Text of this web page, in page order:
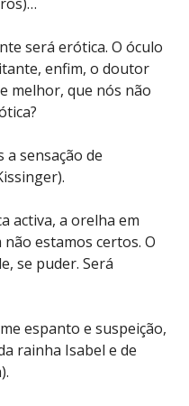
será erótica. O óculo
enfim, o doutor
melhor, que nós não
sensação de
activa, a orelha em
estamos certos. O
se puder. Será
espanto e suspeição,
rainha Isabel e de